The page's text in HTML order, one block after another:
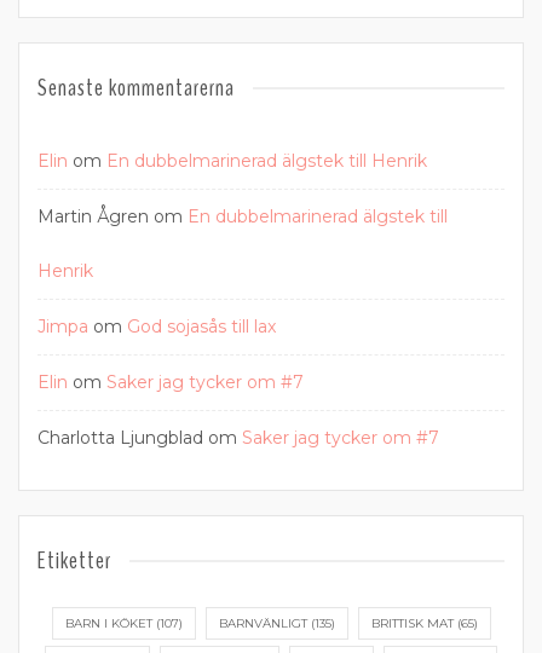
Senaste kommentarerna
Elin om En dubbelmarinerad älgstek till Henrik
Martin Ågren om En dubbelmarinerad älgstek till
Henrik
Jimpa om God sojasås till lax
Elin om Saker jag tycker om #7
Charlotta Ljungblad om Saker jag tycker om #7
Etiketter
BARN I KÖKET(107) BARNVÄNLIGT(135) BRITTISK MAT(65)